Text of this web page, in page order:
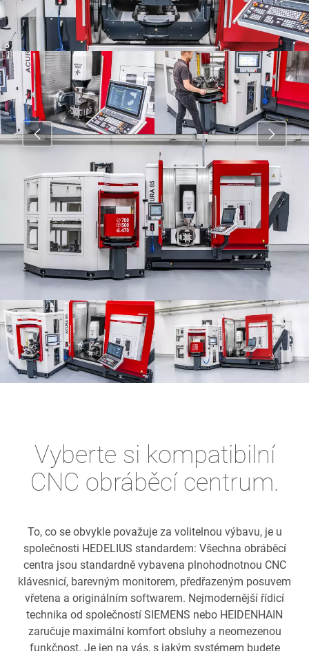
Vyberte si kompatibilní
CNC obráběcí centrum.
To, co se obvykle považuje za volitelnou výbavu, je u
společnosti HEDELIUS standardem: Všechna obráběcí
centra jsou standardně vybavena plnohodnotnou CNC
klávesnicí, barevným monitorem, předřazeným posuvem
vřetena a originálním softwarem. Nejmodernější řídicí
technika od společností SIEMENS nebo HEIDENHAIN
zaručuje maximální komfort obsluhy a neomezenou
funkčnost. Je jen na vás, s jakým systémem budete